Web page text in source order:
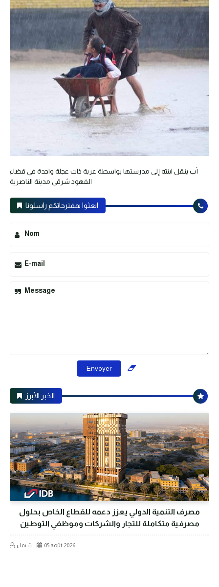
أب ينقل ابنته إلى مدرستها بواسطة عربة ذات عجلة واحدة في قضاء
الفهود شرقي مدينة الناصرية
ابعثوا بمقترحاتكم راسلونا
Nom
E-mail
Message
الخبر الأبرز
مصرف التنمية الدولي يعزز دعمه للقطاع الخاص بحلول
مصرفية متكاملة للتجار والشركات وموظفي التوطين
شيماء 05 août 2026